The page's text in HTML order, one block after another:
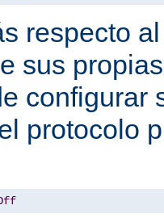
respecto
sus
configurar
protocolo